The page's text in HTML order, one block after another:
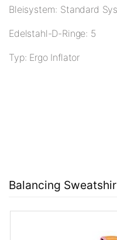
Bleisystem: Standard
Edelstahl-D-Ringe: 5
Typ: Ergo Inflator
Balancing